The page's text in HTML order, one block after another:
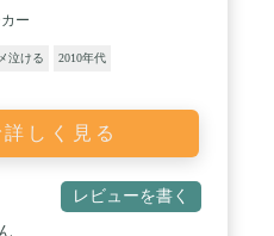
ー
泣ける 2010年代
しく見る
レビューを書く